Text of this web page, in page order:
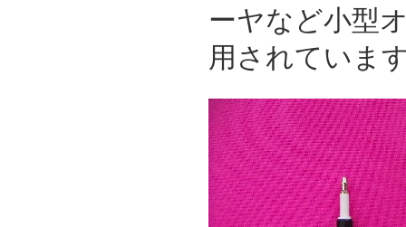
ーヤなど小型
用されていま